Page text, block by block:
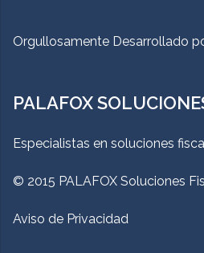
Orgullosamente Desarrollado
PALAFOX
Especialistas en soluciones
© 2015 PALAFOX Soluciones
Aviso de Privacidad